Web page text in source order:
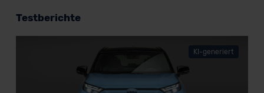
Testberichte
KI-generiert